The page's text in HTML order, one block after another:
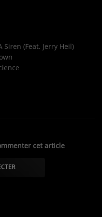
Siren (Feat. Jerry Heil)
cet article